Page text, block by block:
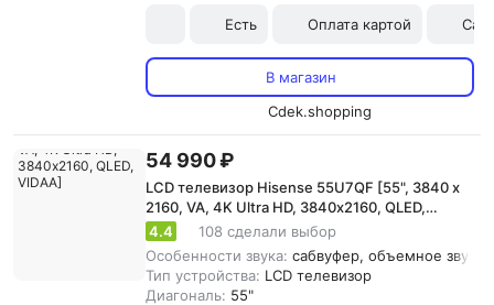
Есть Оплата картой
В магазин
Cdek.shopping
54 990 ₽
LCD телевизор Hisense 55U7QF [55", 3840 x
2160, VA, 4K Ultra HD, 3840х2160, QLED,
VIDAA]
4.4
108 сделали выбор
Особенности звука: сабвуфер, объемное
Тип устройства: LCD телевизор
Диагональ: 55"